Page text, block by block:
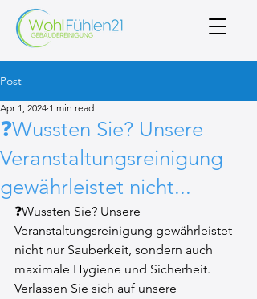
Post
❓Wussten Sie? Unsere
Veranstaltungsreinigung
gewährleistet nicht...
Apr 1, 2024 1 min read
❓Wussten Sie? Unsere
Veranstaltungsreinigung gewährleistet
nicht nur Sauberkeit, sondern auch
maximale Hygiene und Sicherheit.
Verlassen Sie sich auf unsere